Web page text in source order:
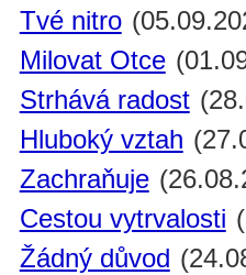
Tvé nitro
Milovat Otce
Strhává radost
Hluboký vztah
Zachraňuje
Cestou vytrvalosti
Žádný důvod